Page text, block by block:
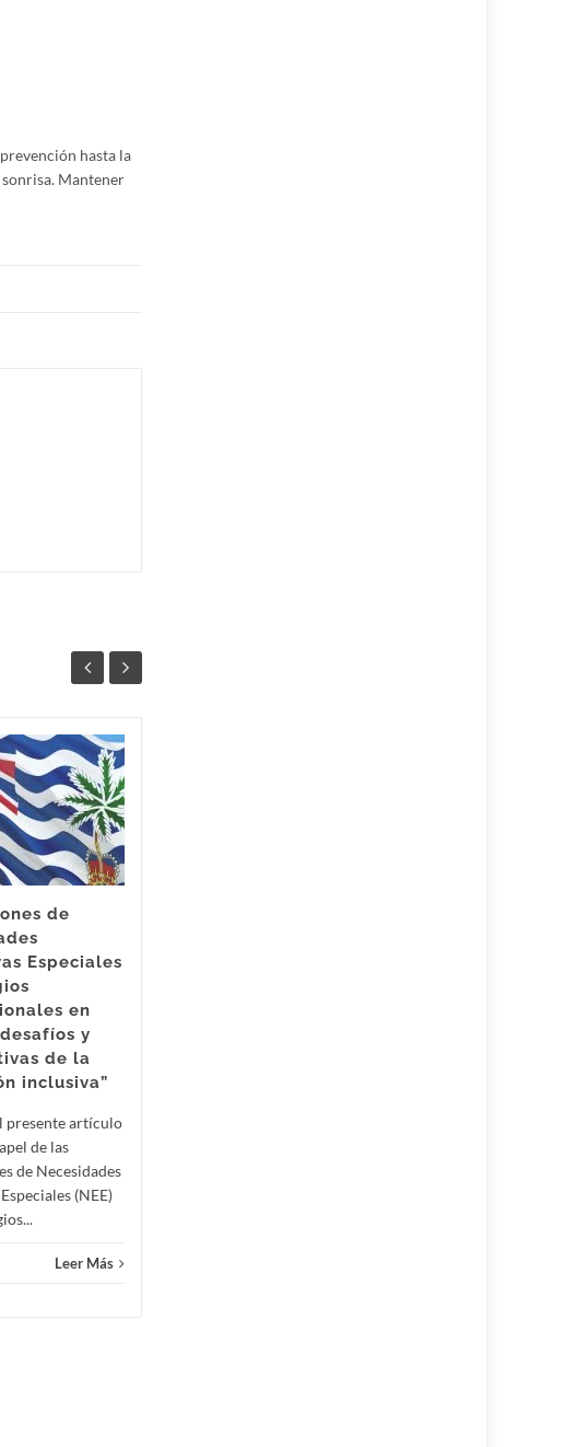
hasta la
Mantener
de
Especiales
en
y
de la
inclusiva”
presente artículo
de las
de Necesidades
(NEE)
Leer Más